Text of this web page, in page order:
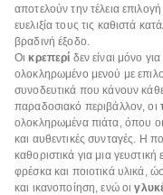
αποτελούν την τέλεια
ευελιξία τους τις καθιστά
βραδινή έξοδο.
Οι κρεπερί δεν είναι μόνο
ολοκληρωμένο μενού με
συνοδευτικά που κάνουν
παραδοσιακό περιβάλλον, οι
ολοκληρωμένα πιάτα, όπου οι
και αυθεντικές συνταγές. Η
καθοριστικά για μια γευστική
φρέσκα και ποιοτικά υλικά,
και ικανοποίηση, ενώ οι